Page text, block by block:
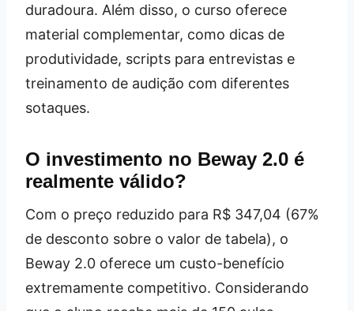
duradoura. Além disso, o curso oferece
material complementar, como dicas de
produtividade, scripts para entrevistas e
treinamento de audição com diferentes
sotaques.
O investimento no Beway 2.0 é
realmente válido?
Com o preço reduzido para R$ 347,04 (67%
de desconto sobre o valor de tabela), o
Beway 2.0 oferece um custo-benefício
extremamente competitivo. Considerando